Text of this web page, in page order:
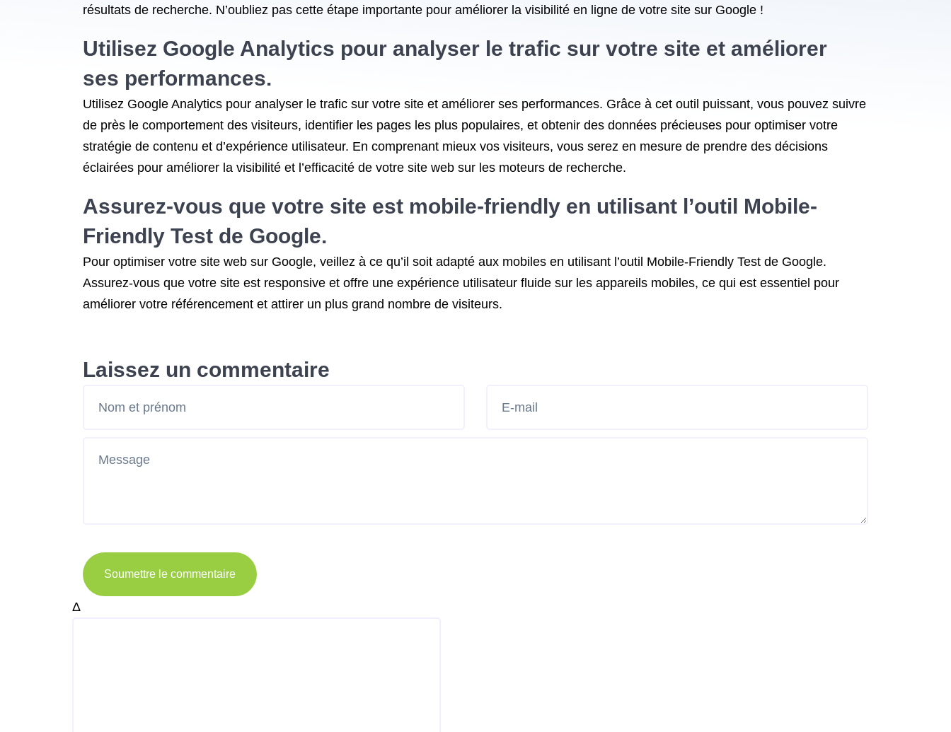
résultats de recherche. N’oubliez pas cette étape importante pour améliorer la visibilité en ligne de votre site sur Google !
Utilisez Google Analytics pour analyser le trafic sur votre site et améliorer
ses performances.
Utilisez Google Analytics pour analyser le trafic sur votre site et améliorer ses performances. Grâce à cet outil puissant, vous pouvez suivre
de près le comportement des visiteurs, identifier les pages les plus populaires, et obtenir des données précieuses pour optimiser votre
stratégie de contenu et d’expérience utilisateur. En comprenant mieux vos visiteurs, vous serez en mesure de prendre des décisions
éclairées pour améliorer la visibilité et l’efficacité de votre site web sur les moteurs de recherche.
Assurez-vous que votre site est mobile-friendly en utilisant l’outil Mobile-
Friendly Test de Google.
Pour optimiser votre site web sur Google, veillez à ce qu’il soit adapté aux mobiles en utilisant l’outil Mobile-Friendly Test de Google.
Assurez-vous que votre site est responsive et offre une expérience utilisateur fluide sur les appareils mobiles, ce qui est essentiel pour
améliorer votre référencement et attirer un plus grand nombre de visiteurs.
Laissez un commentaire
Soumettre le commentaire
Δ